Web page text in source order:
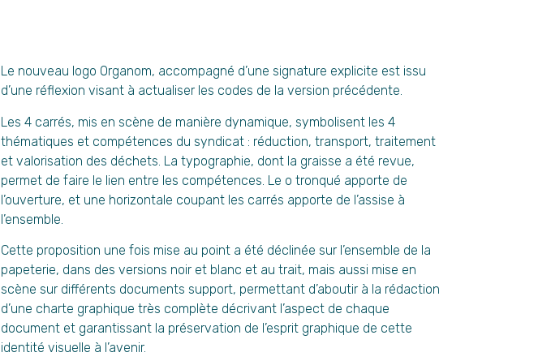
Le nouveau logo Organom, accompagné d’une signature explicite est issu
d’une réflexion visant à actualiser les codes de la version précédente.
Les 4 carrés, mis en scène de manière dynamique, symbolisent les 4
thématiques et compétences du syndicat : réduction, transport, traitement
et valorisation des déchets. La typographie, dont la graisse a été revue,
permet de faire le lien entre les compétences. Le o tronqué apporte de
l’ouverture, et une horizontale coupant les carrés apporte de l’assise à
l’ensemble.
Cette proposition une fois mise au point a été déclinée sur l’ensemble de la
papeterie, dans des versions noir et blanc et au trait, mais aussi mise en
scène sur différents documents support, permettant d’aboutir à la rédaction
d’une charte graphique très complète décrivant l’aspect de chaque
document et garantissant la préservation de l’esprit graphique de cette
identité visuelle à l’avenir.